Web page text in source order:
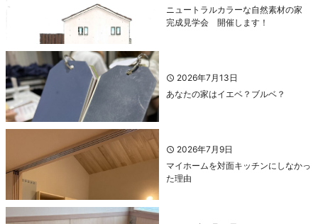
ニュートラルカラーな自然素材の家
完成見学会 開催します！
2026年7月13日
あなたの家はイエベ？ブルベ？
2026年7月9日
マイホームを対面キッチンにしなかっ
た理由